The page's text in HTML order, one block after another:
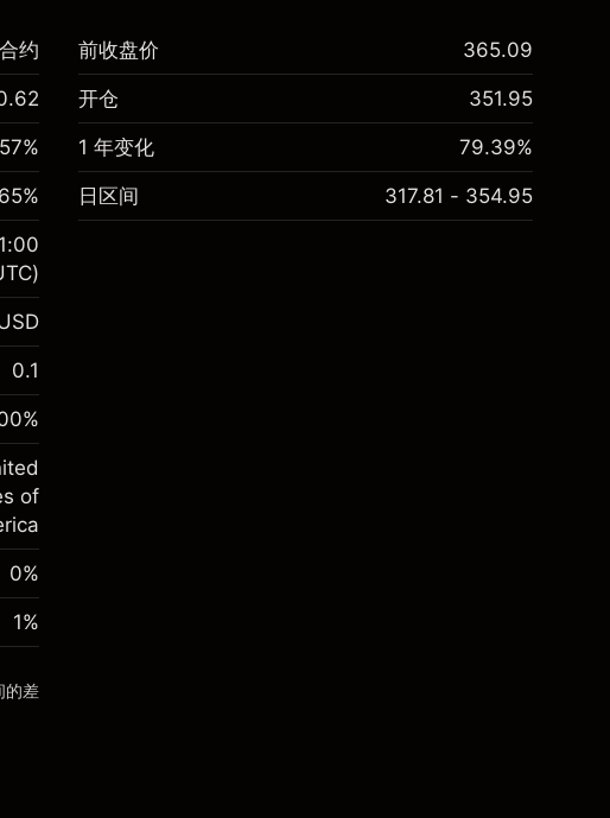
约
(-$4.31)
%
(-$0.13)
%
0.1
%
of
0%
1%
的差
前收盘价 365.09
开仓 351.95
1 年变化 79.39%
日区间 317.81 - 354.95